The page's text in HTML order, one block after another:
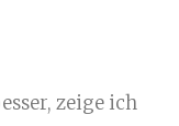
zeige ich